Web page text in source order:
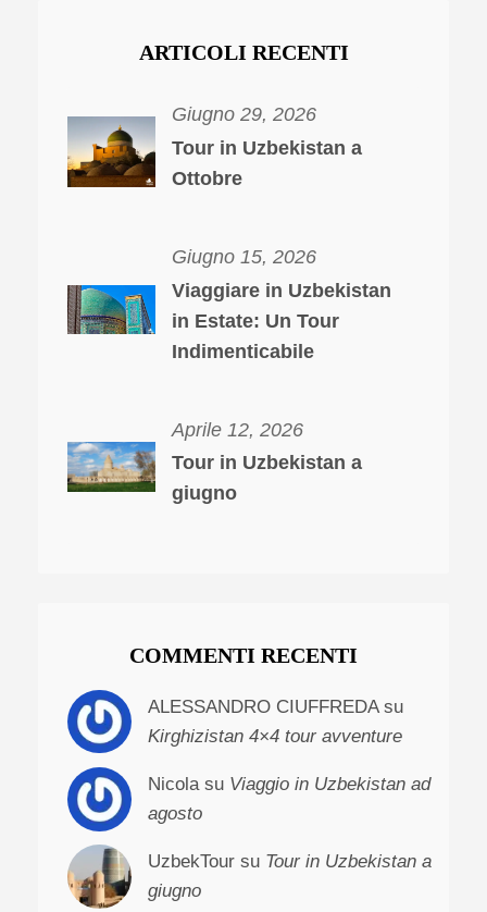
ARTICOLI RECENTI
Giugno 29, 2026
Tour in Uzbekistan a
Ottobre
Giugno 15, 2026
Viaggiare in Uzbekistan
in Estate: Un Tour
Indimenticabile
Aprile 12, 2026
Tour in Uzbekistan a
giugno
COMMENTI RECENTI
ALESSANDRO CIUFFREDA su
Kirghizistan 4×4 tour avventure
Nicola su Viaggio in Uzbekistan ad
agosto
UzbekTour su Tour in Uzbekistan a
giugno